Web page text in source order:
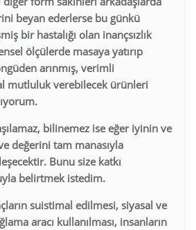
beyan ederlerse bu günkü
bir hastalığı olan inançsızlık
ölçülerde masaya yatırıp
arınmış, verimli
mutluluk verebilecek ürünleri
bilinemez ise eğer iyinin ve
değerini tam manasıyla
Bunu size katkı
belirtmek istedim.
suistimal edilmesi, siyasal ve
aracı kullanılması, insanların